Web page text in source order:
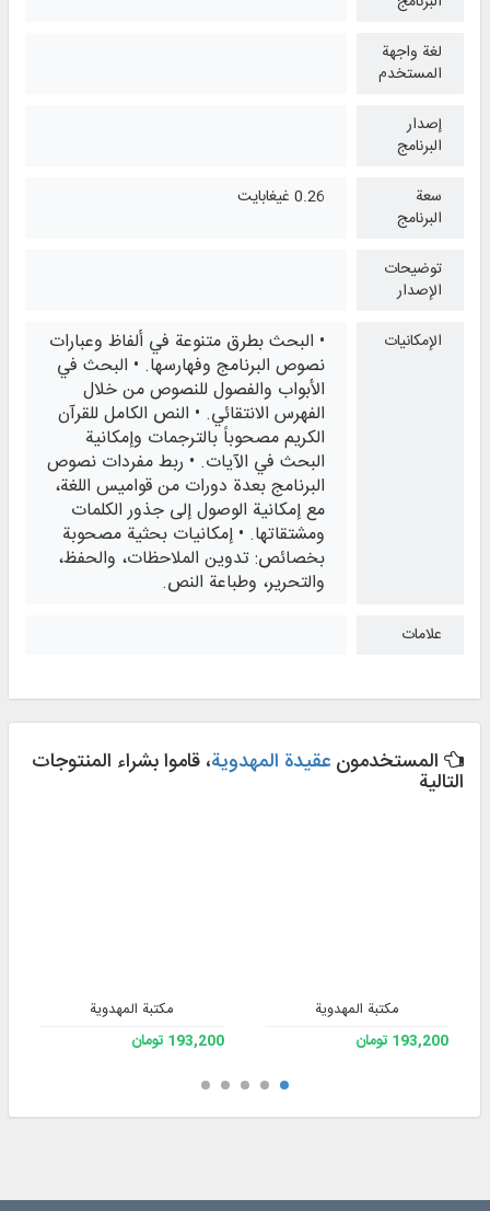
لغة واجهة
المستخدم
إصدار
البرنامج
سعة
البرنامج
0.26 غيغابايت
توضيحات
الإصدار
الإمكانيات
• البحث بطرق متنوعة في ألفاظ وعبارات
نصوص البرنامج وفهارسها. • البحث في
الأبواب والفصول للنصوص من خلال
الفهرس الانتقائي. • النص الكامل للقرآن
الكريم مصحوباً بالترجمات وإمكانية
البحث في الآيات. • ربط مفردات نصوص
البرنامج بعدة دورات من قواميس اللغة،
مع إمكانية الوصول إلى جذور الكلمات
ومشتقاتها. • إمكانيات بحثية مصحوبة
بخصائص: تدوين الملاحظات، والحفظ،
والتحرير، وطباعة النص.
علامات
المستخدمون عقيدة المهدوية، قاموا بشراء المنتوجات
التالية
مكتبة المهدوية
193,200 تومان
مكتبة المهدوية
193,200 تومان